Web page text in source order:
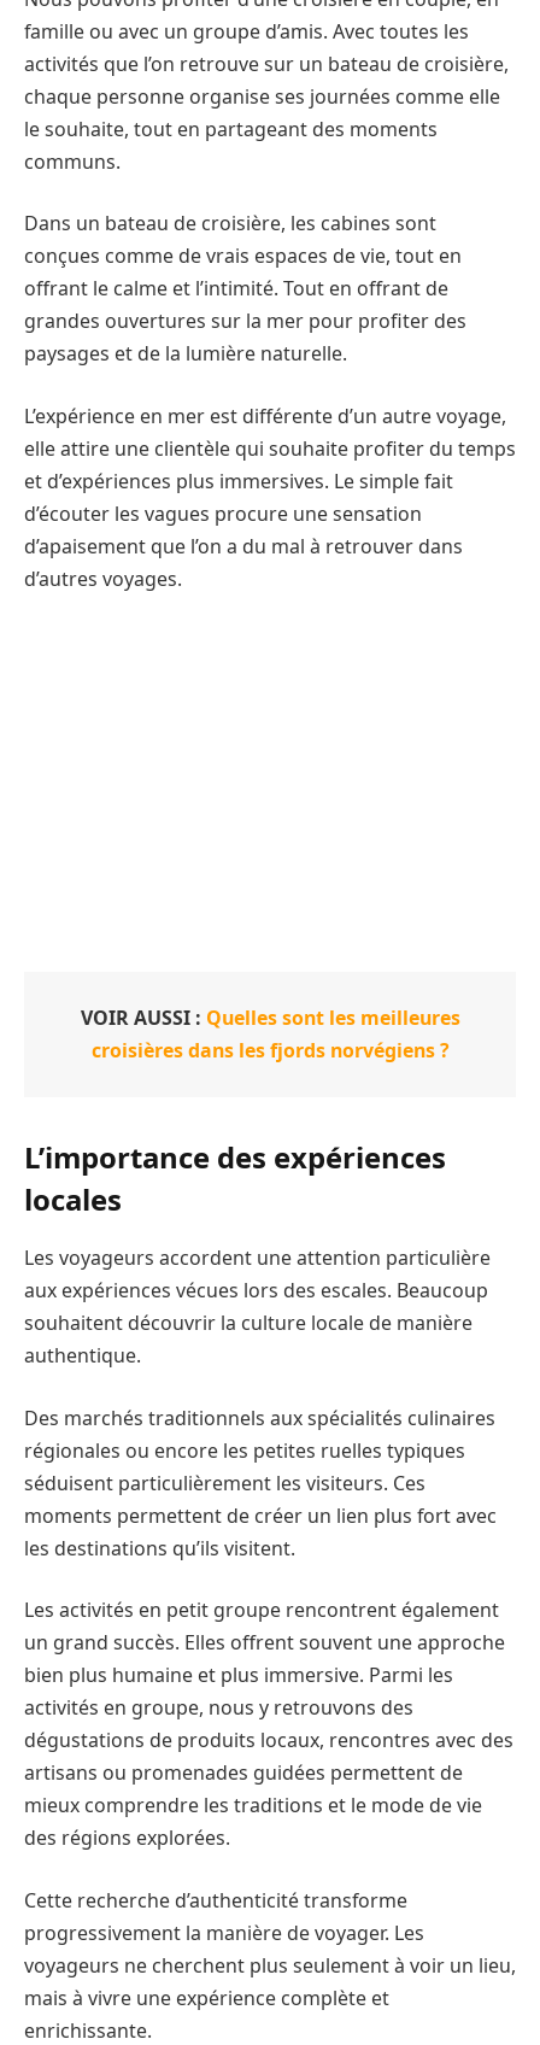
famille ou avec un groupe d’amis. Avec toutes les
activités que l’on retrouve sur un bateau de croisière,
chaque personne organise ses journées comme elle
le souhaite, tout en partageant des moments
communs.
Dans un bateau de croisière, les cabines sont
conçues comme de vrais espaces de vie, tout en
offrant le calme et l’intimité. Tout en offrant de
grandes ouvertures sur la mer pour profiter des
paysages et de la lumière naturelle.
L’expérience en mer est différente d’un autre voyage,
elle attire une clientèle qui souhaite profiter du temps
et d’expériences plus immersives. Le simple fait
d’écouter les vagues procure une sensation
d’apaisement que l’on a du mal à retrouver dans
d’autres voyages.
VOIR AUSSI : Quelles sont les meilleures
croisières dans les fjords norvégiens ?
L’importance des expériences
locales
Les voyageurs accordent une attention particulière
aux expériences vécues lors des escales. Beaucoup
souhaitent découvrir la culture locale de manière
authentique.
Des marchés traditionnels aux spécialités culinaires
régionales ou encore les petites ruelles typiques
séduisent particulièrement les visiteurs. Ces
moments permettent de créer un lien plus fort avec
les destinations qu’ils visitent.
Les activités en petit groupe rencontrent également
un grand succès. Elles offrent souvent une approche
bien plus humaine et plus immersive. Parmi les
activités en groupe, nous y retrouvons des
dégustations de produits locaux, rencontres avec des
artisans ou promenades guidées permettent de
mieux comprendre les traditions et le mode de vie
des régions explorées.
Cette recherche d’authenticité transforme
progressivement la manière de voyager. Les
voyageurs ne cherchent plus seulement à voir un lieu,
mais à vivre une expérience complète et
enrichissante.